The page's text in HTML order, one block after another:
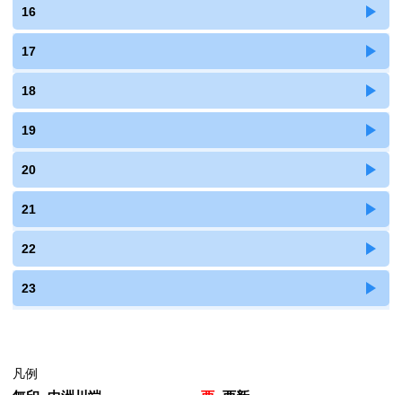
16
17
18
19
20
21
22
23
凡例